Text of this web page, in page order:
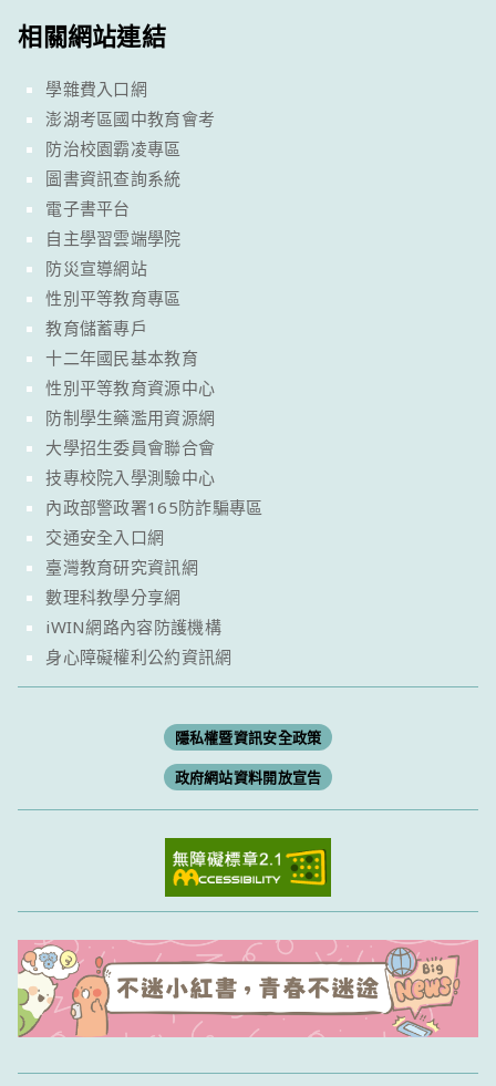
相關網站連結
學雜費入口網
澎湖考區國中教育會考
防治校園霸凌專區
圖書資訊查詢系統
電子書平台
自主學習雲端學院
防災宣導網站
性別平等教育專區
教育儲蓄專戶
十二年國民基本教育
性別平等教育資源中心
防制學生藥濫用資源網
大學招生委員會聯合會
技專校院入學測驗中心
內政部警政署165防詐騙專區
交通安全入口網
臺灣教育研究資訊網
數理科教學分享網
iWIN網路內容防護機構
身心障礙權利公約資訊網
隱私權暨資訊安全政策
政府網站資料開放宣告